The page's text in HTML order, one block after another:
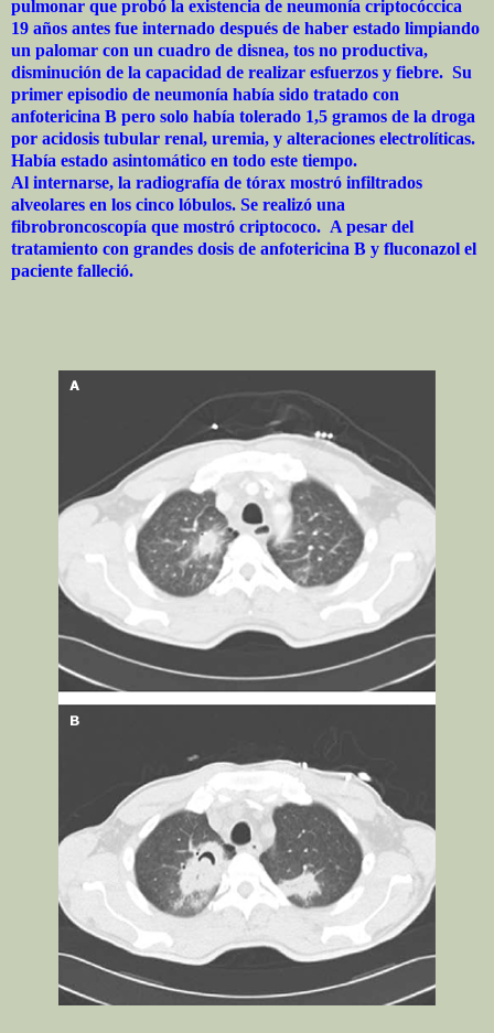
pulmonar que probó la existencia de neumonía criptocóccica
19 años antes fue internado después de haber estado limpiando
un palomar con un cuadro de disnea, tos no productiva,
disminución de la capacidad de realizar esfuerzos y fiebre. Su
primer episodio de neumonía había sido tratado con
anfotericina B pero solo había tolerado 1,5 gramos de la droga
por acidosis tubular renal, uremia, y alteraciones electrolíticas.
Había estado asintomático en todo este tiempo.
Al internarse, la radiografía de tórax mostró infiltrados
alveolares en los cinco lóbulos. Se realizó una
fibrobroncoscopía que mostró criptococo. A pesar del
tratamiento con grandes dosis de anfotericina B y fluconazol el
paciente falleció.